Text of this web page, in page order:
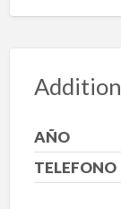
AÑO
TELEFONO